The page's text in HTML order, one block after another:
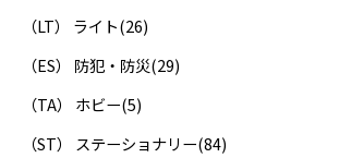
（LT） ライト(26)
（ES） 防犯・防災(29)
（TA） ホビー(5)
（ST） ステーショナリー(84)